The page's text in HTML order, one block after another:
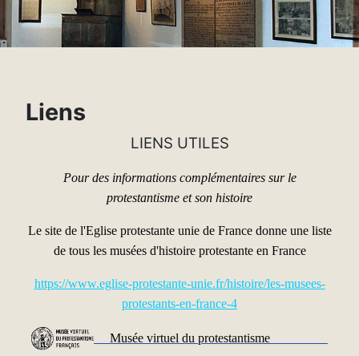
Liens
LIENS UTILES
Pour des informations complémentaires sur le
protestantisme et son histoire
Le site de l'Eglise protestante unie de France donne une liste
de tous les musées d'histoire protestante en France
https://www.eglise-protestante-unie.fr/histoire/les-musees-
protestants-en-france-4
Musée virtuel du protestantisme